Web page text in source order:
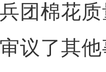
团棉花
了其他